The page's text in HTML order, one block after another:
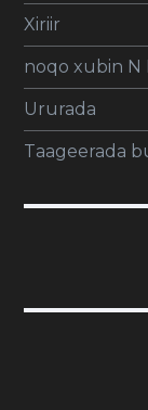
Xiriir
noqo xubin N
Ururada
Taageerada